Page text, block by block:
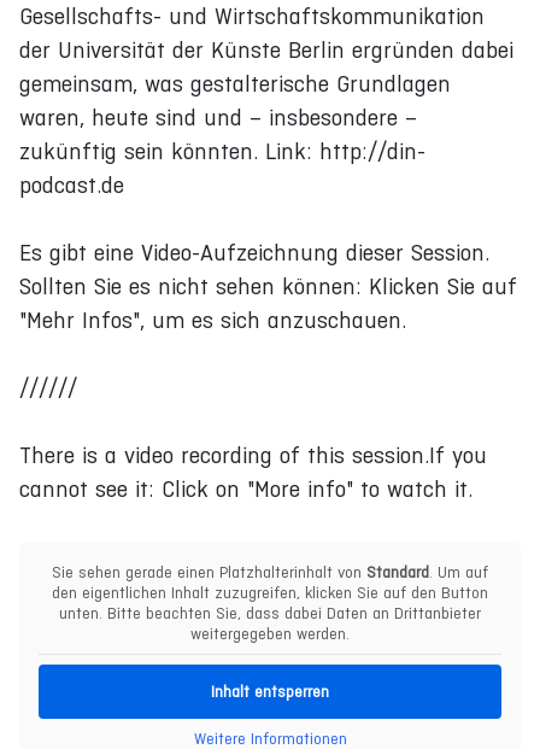
Gesellschafts- und Wirtschaftskommunikation
der Universität der Künste Berlin ergründen dabei
gemeinsam, was gestalterische Grundlagen
waren, heute sind und – insbesondere –
zukünftig sein könnten. Link: http://din-
podcast.de
Es gibt eine Video-Aufzeichnung dieser Session.
Sollten Sie es nicht sehen können: Klicken Sie auf
"Mehr Infos", um es sich anzuschauen.
//////
There is a video recording of this session.If you
cannot see it: Click on "More info" to watch it.
Sie sehen gerade einen Platzhalterinhalt von Standard . Um auf
den eigentlichen Inhalt zuzugreifen, klicken Sie auf den Button
unten. Bitte beachten Sie, dass dabei Daten an Drittanbieter
weitergegeben werden.
Inhalt entsperren
Weitere Informationen